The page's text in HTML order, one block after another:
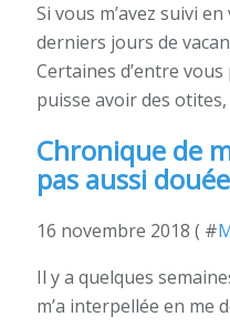
Si vous m’avez suivi
derniers jours de
Certaines d’entre
puisse avoir des
Chronique de
pas aussi
16 novembre 2018 ( #
Il y a quelques
m’a interpellée en me